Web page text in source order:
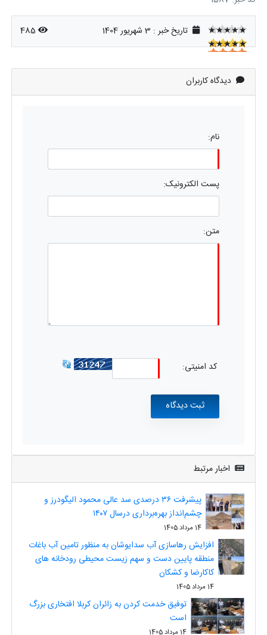
★★★★★
★★★★★
★★★★★
تاریخ خبر : 3 شهریور 1404 485
دیدگاه کاربران
نام:
پست الکترونیک:
متن:
کد امنیتی:
اخبار مرتبط
پیشرفت ۳۶ درصدی سد عالی محمود الیگودرز و
چشم‌انداز بهره‌برداری درسال ۱۴۰۷
14 مرداد 1405
افزایش رهاسازی آب سدایوشان به منظور تامین آب باغات
منطقه پایین دست و سهم زیست محیطی رودخانه های
کاکارضا و کشکان
14 مرداد 1405
توفیق خدمت کردن به زائران کربلا افتخاری بزرگ
است
14 مرداد 1405